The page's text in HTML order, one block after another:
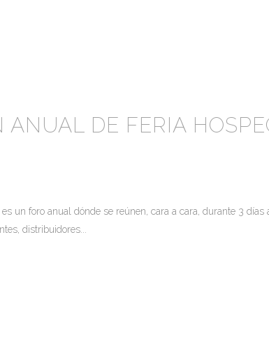
DE FERIA
un foro anual dónde se reúnen, cara a cara, durante 3 días
distribuidores...